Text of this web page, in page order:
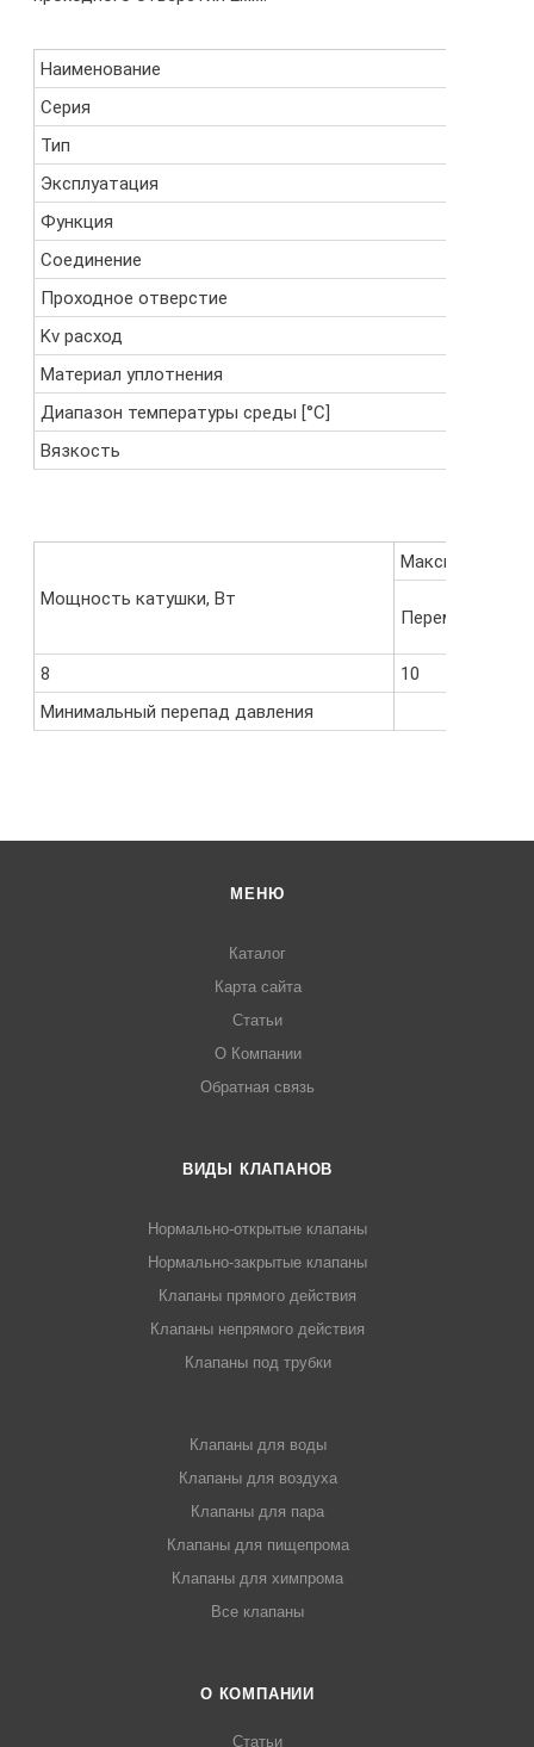
Наименование
Серия
Тип
Эксплуатация
Функция
Соединение
Проходное отверстие
Kv расход
Материал уплотнения
Диапазон температуры среды [°C]
Вязкость
Мощность катушки, Вт
Максимальный
Переменный
8
10
Минимальный перепад давления
МЕНЮ
Каталог
Карта сайта
Статьи
О Компании
Обратная связь
ВИДЫ КЛАПАНОВ
Нормально-открытые клапаны
Нормально-закрытые клапаны
Клапаны прямого действия
Клапаны непрямого действия
Клапаны под трубки
Клапаны для воды
Клапаны для воздуха
Клапаны для пара
Клапаны для пищепрома
Клапаны для химпрома
Все клапаны
О КОМПАНИИ
Статьи